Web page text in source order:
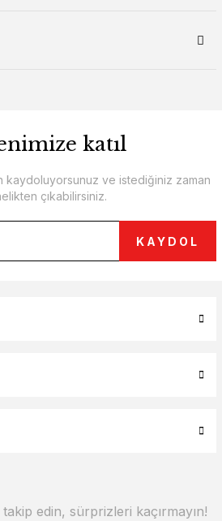
katıl
kaydoluyorsunuz ve istediğiniz zaman
çıkabilirsiniz.
KAYDOL
edin, sürprizleri kaçırmayın!